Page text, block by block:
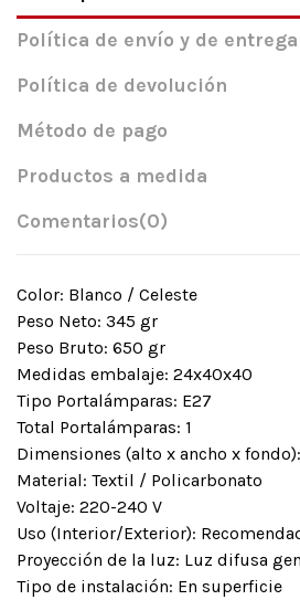
Política de envío y de entrega
Política de devolución
Método de pago
Productos a medida
Comentarios(0)
Color: Blanco / Celeste
Peso Neto: 345 gr
Peso Bruto: 650 gr
Medidas embalaje: 24x40x40
Tipo Portalámparas: E27
Total Portalámparas: 1
Dimensiones (alto x ancho x
Material: Textil / Policarbonato
Voltaje: 220-240 V
Uso (Interior/Exterior):
Proyección de la luz: Luz difusa
Tipo de instalación: En superficie